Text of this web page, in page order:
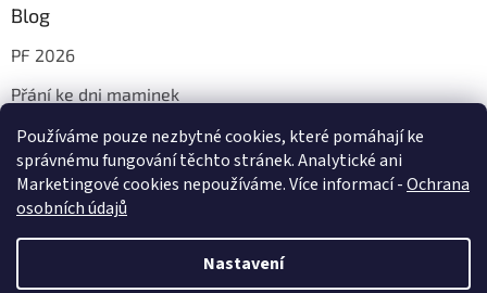
Používáme pouze nezbytné cookies, které pomáhají ke
správnému fungování těchto stránek. Analytické ani
Marketingové cookies nepoužíváme. Více informací -Ochrana
osobních údajů
Nastavení
Blog
PF 2026
Přání ke dni maminek
Facebook
Vytvořil Shoptet